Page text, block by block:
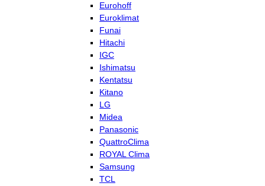
Eurohoff
Euroklimat
Funai
Hitachi
IGC
Ishimatsu
Kentatsu
Kitano
LG
Midea
Panasonic
QuattroClima
ROYAL Clima
Samsung
TCL